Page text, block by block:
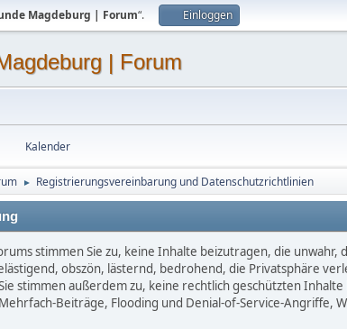
Magdeburg | Forum“. Einloggen
Kalender
► Registrierungsvereinbarung und Datenschutzrichtlinien
stimmen Sie zu, keine Inhalte beizutragen, die
obszön, lästernd, bedrohend, die Privatsphäre
stimmen außerdem zu, keine rechtlich geschützten
Beiträge, Flooding und Denial-of-Service-